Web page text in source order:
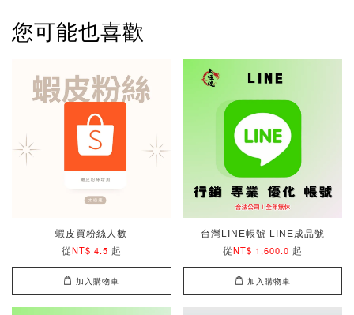
您可能也喜歡
蝦皮買粉絲人數
從NT$ 4.5 起
加入購物車
台灣LINE帳號 LINE成品號
從NT$ 1,600.0 起
加入購物車